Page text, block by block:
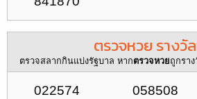
ตรวจหวย รางวั
ตรวจสลากกินแบ่งรัฐบาล หากตรวจหวยถูกรา
022574 058508